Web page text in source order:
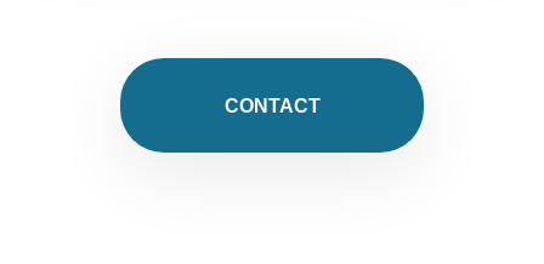
CONTACT